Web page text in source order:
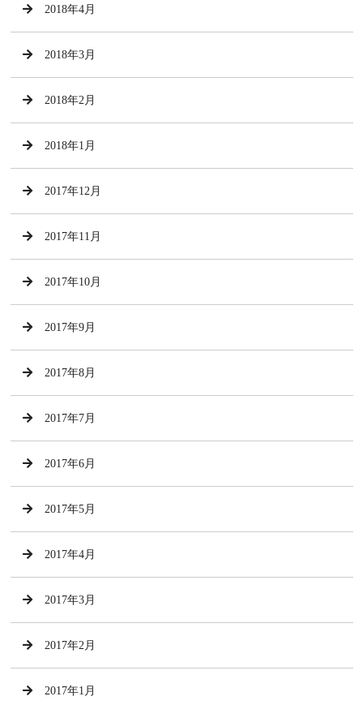
2018年4月
2018年3月
2018年2月
2018年1月
2017年12月
2017年11月
2017年10月
2017年9月
2017年8月
2017年7月
2017年6月
2017年5月
2017年4月
2017年3月
2017年2月
2017年1月